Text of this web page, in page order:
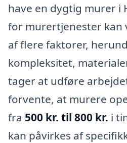
have en dygtig murer i
for murertjenester
af flere faktorer,
kompleksitet,
tager at udføre
forvente, at murere
fra 500 kr. til 800 kr. i
kan påvirkes af